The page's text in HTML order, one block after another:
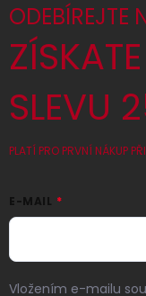
ODEBÍREJTE
SLEVU
PLATÍ PRO PRVNÍ NÁKUP
E-MAIL
Vložením e-mailu